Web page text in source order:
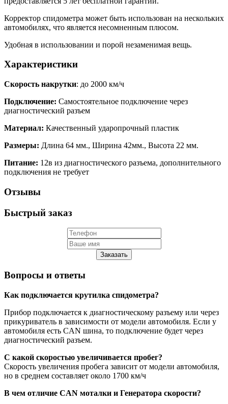
Корректор спидометра может быть использован на нескольких
автомобилях, что является несомненным плюсом.
Удобная в использовании и порой незаменимая вещь.
Характеристики
Скорость накрутки: до 2000 км/ч
Подключение: Самостоятельное подключение через
диагностический разъем
Материал: Качественный ударопрочный пластик
Размеры: Длина 64 мм., Ширина 42мм., Высота 22 мм.
Питание: 12в из диагностического разъема, дополнительного
подключения не требует
Отзывы
Быстрый заказ
Заказать
Вопросы и ответы
Как подключается крутилка спидометра?
Прибор подключается к диагностическому разъему или через
прикуриватель в зависимости от модели автомобиля. Если у
автомобиля есть CAN шина, то подключение будет через
диагностический разъем.
С какой скоростью увеличивается пробег?
Скорость увеличения пробега зависит от модели автомобиля,
но в среднем составляет около 1700 км/ч
В чем отличие CAN моталки и Генератора скорости?